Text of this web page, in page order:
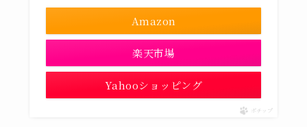
Amazon
楽天市場
Yahooショッピング
ポチップ